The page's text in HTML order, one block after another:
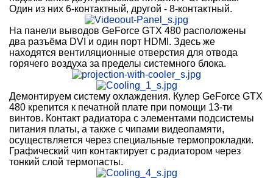
Один из них 6-контактный, другой - 8-контактный.
На панели выводов GeForce GTX 480 расположены
два разъёма DVI и один порт HDMI. Здесь же
находятся вентиляционные отверстия для отвода
горячего воздуха за пределы системного блока.
Демонтируем систему охлаждения. Кулер GeForce GTX
480 крепится к печатной плате при помощи 13-ти
винтов. Контакт радиатора с элементами подсистемы
питания платы, а также с чипами видеопамяти,
осуществляется через специальные термопрокладки.
Графический чип контактирует с радиатором через
тонкий слой термопасты.